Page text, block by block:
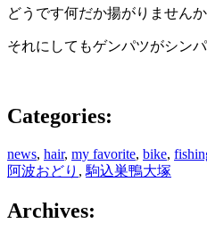
どうです何だか揚がりません
それにしてもゲンパツがシンパ
Categories:
news, hair, my favorite, bike,
阿波おどり , 駒込巣鴨大塚
Archives: